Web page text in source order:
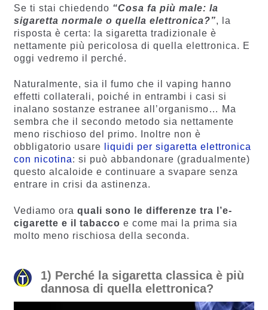
recensio
ni
recension
i
Se ti stai chiedendo “Cosa fa più male: la
sigaretta normale o quella elettronica?”, la
risposta è certa: la sigaretta tradizionale è
nettamente più pericolosa di quella elettronica. E
oggi vedremo il perché.
Naturalmente, sia il fumo che il vaping hanno
effetti collaterali, poiché in entrambi i casi si
inalano sostanze estranee all’organismo… Ma
sembra che il secondo metodo sia nettamente
meno rischioso del primo. Inoltre non è
obbligatorio usare
liquidi per sigaretta elettronica
con nicotina: si può abbandonare (gradualmente)
questo alcaloide e continuare a svapare senza
entrare in crisi da astinenza.
Vediamo ora quali sono le differenze tra l’e-
cigarette e il tabacco e come mai la prima sia
molto meno rischiosa della seconda.
1) Perché la sigaretta classica è più
dannosa di quella elettronica?